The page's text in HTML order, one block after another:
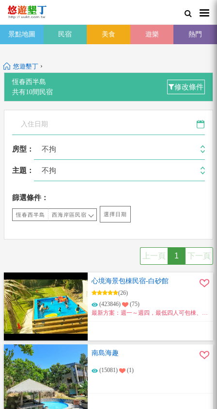
景點地圖 民宿 美食 遊樂 熱門
悠遊墾丁 ›
恆春西半島
共有10間 民宿
修改條件
房型： 不拘
主題： 不拘
篩選條件：
恆春西半島 西海岸區民宿 選擇日期
上一頁 1 下一頁
心境海景包棟民宿-白砂館
(26)
(423846)
(75)
最新方案：週一～週四，最低四人可包棟、比
南島海趣
(15081) (1)